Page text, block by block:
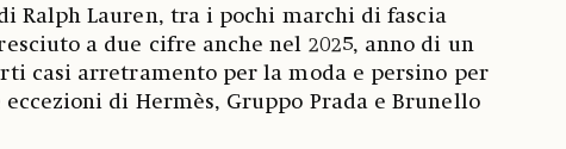
Ralph Lauren, tra i pochi marchi di fascia
a due cifre anche nel 2025, anno di un
casi arretramento per la moda e persino per
di Hermès, Gruppo Prada e Brunello